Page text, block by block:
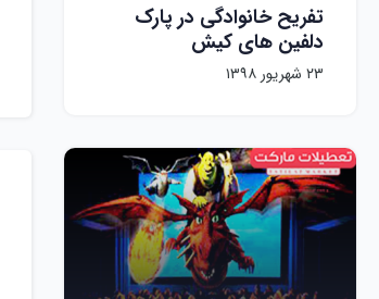
تفریح خانوادگی در پارک
دلفین های کیش
۲۳ شهریور ۱۳۹۸